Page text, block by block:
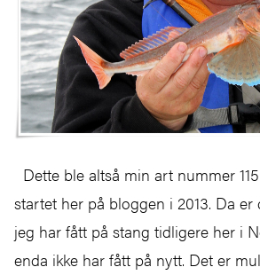
Dette ble altså min art nummer
startet her på bloggen i 2013. Da
jeg har fått på stang tidligere her i
enda ikke har fått på nytt. Det er